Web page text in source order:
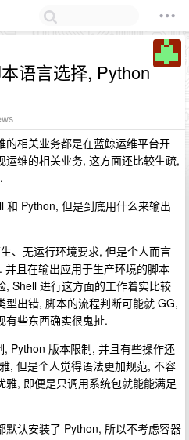
语言选择, Python
相关业务都是在蓝鲸运维平台开
运维的相关业务, 这方面还比较生疏,
和 Python, 但是到底用什么来输出
、无运行环境要求, 但是个人而言
且在输出应用于生产环境的脚本
, Shell 进行这方面的工作着实比较
型出错, 脚本的流程判断可能就 GG,
有些东西确实很鬼扯.
Python 版本限制, 并且有些操作还
, 但是个人觉得语法更加规范, 不容
, 即便是只调用系统包就能能满足
默认安装了 Python, 所以不考虑容器